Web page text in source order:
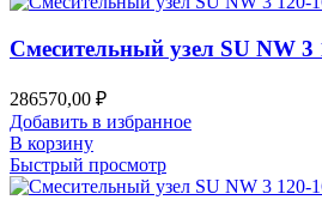
Смесительный узел SU NW 3
286570,00 ₽
Добавить в избранное
В корзину
Быстрый просмотр